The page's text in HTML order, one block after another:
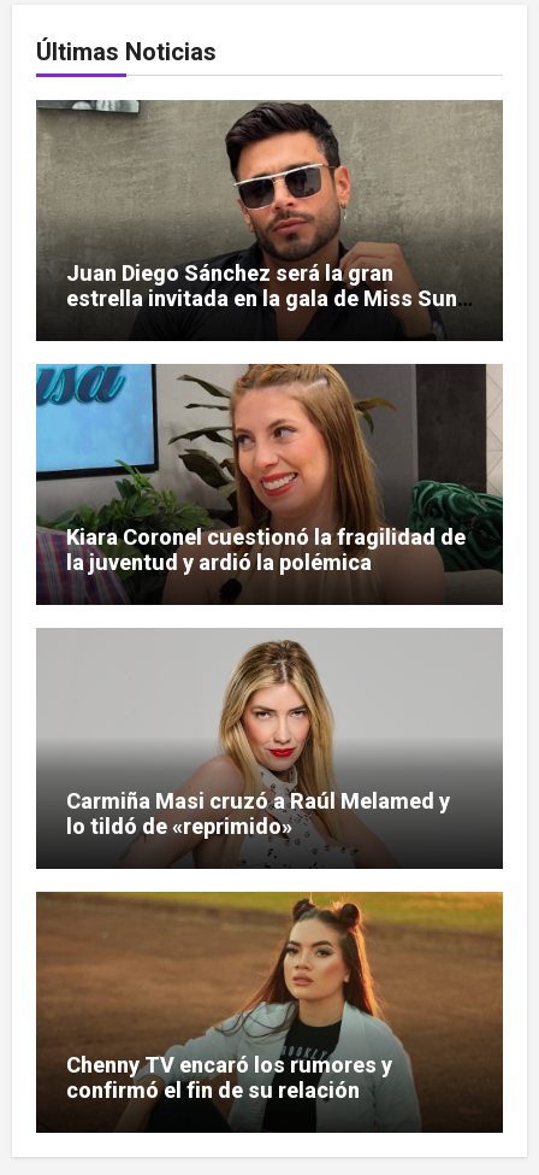
Últimas Noticias
Juan Diego Sánchez será la gran
estrella invitada en la gala de Miss Sun
Kiara Coronel cuestionó la fragilidad de
la juventud y ardió la polémica
Carmiña Masi cruzó a Raúl Melamed y
lo tildó de «reprimido»
Chenny TV encaró los rumores y
confirmó el fin de su relación